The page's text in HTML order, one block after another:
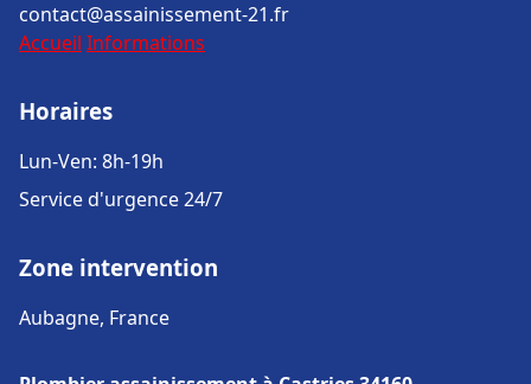
contact@assainissement-21.fr
Accueil Informations
Horaires
Lun-Ven: 8h-19h
Service d'urgence 24/7
Zone intervention
Aubagne, France